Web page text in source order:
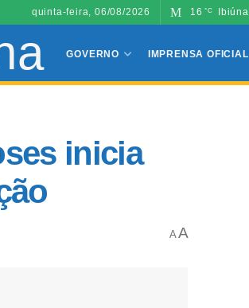
quinta-feira, 06/08/2026 16 °C Ibiúna
GOVERNO IMPRENSA OFICIAL
inicia
A A